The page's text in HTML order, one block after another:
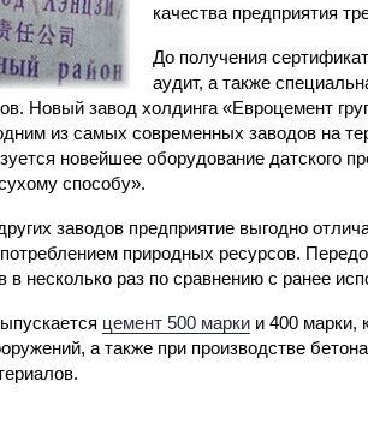
качества предприятия
До получения
аудит, а также
Новый завод холдинга «Евроцемент
из самых современных заводов на
новейшее оборудование датского
способу».
заводов предприятие выгодно
природных ресурсов.
несколько раз по сравнению с ранее
цемент 500 марки и 400 марки,
а также при производстве